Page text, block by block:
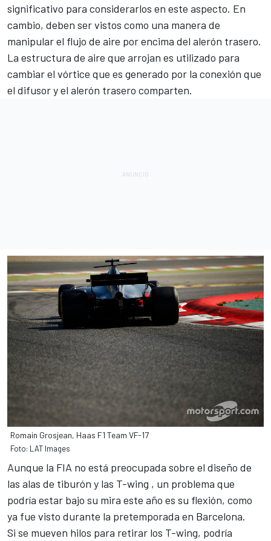
significativo para considerarlos en este aspecto. En
cambio, deben ser vistos como una manera de
manipular el flujo de aire por encima del alerón trasero.
La estructura de aire que arrojan es utilizado para
cambiar el vórtice que es generado por la conexión que
el difusor y el alerón trasero comparten.
Romain Grosjean, Haas F1 Team VF-17
Foto: LAT Images
Aunque la FIA no está preocupada sobre el diseño de
las alas de tiburón y las T-wing , un problema que
podría estar bajo su mira este año es su flexión, como
ya fue visto durante la pretemporada en Barcelona.
Si se mueven hilos para retirar los T-wing, podría